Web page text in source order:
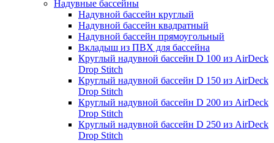
Надувные бассейны
Надувной бассейн круглый
Надувной бассейн квадратный
Надувной бассейн прямоугольный
Вкладыш из ПВХ для бассейна
Круглый надувной бассейн D 100 из AirDeck
Drop Stitch
Круглый надувной бассейн D 150 из AirDeck
Drop Stitch
Круглый надувной бассейн D 200 из AirDeck
Drop Stitch
Круглый надувной бассейн D 250 из AirDeck
Drop Stitch